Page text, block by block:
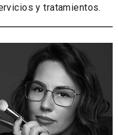
y tratamientos.